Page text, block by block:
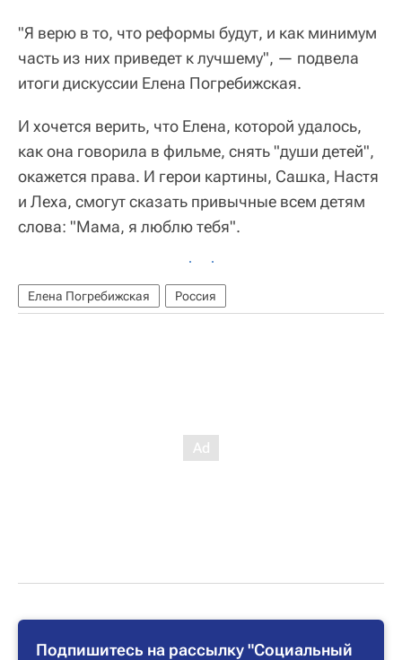
"Я верю в то, что реформы будут, и как минимум
часть из них приведет к лучшему", — подвела
итоги дискуссии Елена Погребижская.
И хочется верить, что Елена, которой удалось,
как она говорила в фильме, снять "души детей",
окажется права. И герои картины, Сашка, Настя
и Леха, смогут сказать привычные всем детям
слова: "Мама, я люблю тебя".
Елена Погребижская Россия
Подпишитесь на рассылку "Социальный